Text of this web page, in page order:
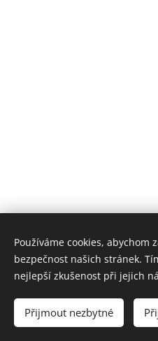
© 2026 Kamarádi, spolek.
Kontakt: +420 737 762 475,
Vytvořeno službou
Používáme cookies, abychom
bezpečnost našich stránek.
nejlepší zkušenost při jejich
Přijmout nezbytné